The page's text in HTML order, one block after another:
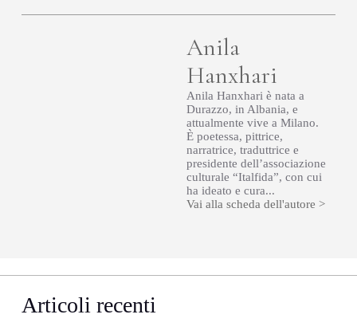
Anila
Hanxhari
Anila Hanxhari è nata a
Durazzo, in Albania, e
attualmente vive a Milano.
È poetessa, pittrice,
narratrice, traduttrice e
presidente dell’associazione
culturale “Italfida”, con cui
ha ideato e cura...
Vai alla scheda dell'autore >
Articoli recenti